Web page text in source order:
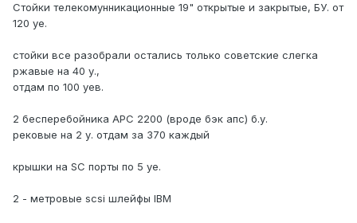
Стойки телекомунникационные 19" открытые и закрытые, БУ. от
120 уе.
стойки все разобрали остались только советские слегка
ржавые на 40 у.,
отдам по 100 уев.
2 бесперебойника APC 2200 (вроде бэк апс) б.у.
рековые на 2 у. отдам за 370 каждый
крышки на SC порты по 5 уе.
2 - метровые scsi шлейфы IBM